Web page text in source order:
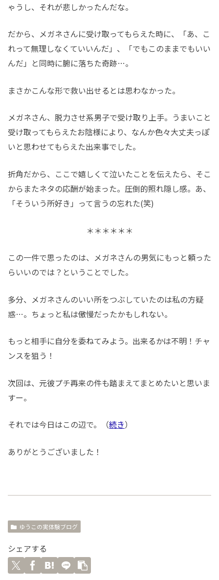
ゃうし、それが悲しかったんだな。
だから、メガネさんに受け取ってもらえた時に、「あ、こ
れって無理しなくていいんだ」、「でもこのままでもいい
んだ」と同時に腑に落ちた奇跡…。
まさかこんな形で救い出せるとは思わなかった。
メガネさん、脱力させ系男子で受け取り上手。うまいこと
受け取ってもらえたお陰様により、なんか色々大丈夫っぽ
いと思わせてもらえた出来事でした。
折角だから、ここで嬉しくて泣いたことを伝えたら、そこ
からまたネタの応酬が始まった。圧倒的照れ隠し感。あ、
「そういう所好き」って言うの忘れた(笑)
＊＊＊＊＊＊
この一件で思ったのは、メガネさんの男気にもっと頼った
らいいのでは？ということでした。
多分、メガネさんのいい所をつぶしていたのは私の方疑
惑…。ちょっと私は傲慢だったかもしれない。
もっと相手に自分を委ねてみよう。出来るかは不明！チャ
ンスを狙う！
次回は、元彼プチ再来の件も踏まえてまとめたいと思いま
すー。
それでは今日はこの辺で。（続き）
ありがとうございました！
ゆうこの実体験ブログ
シェアする